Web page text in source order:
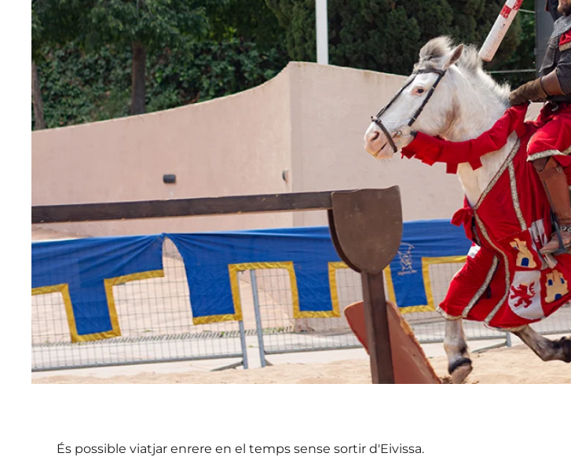
És possible viatjar enrere en el temps sense sortir d'Eivissa.